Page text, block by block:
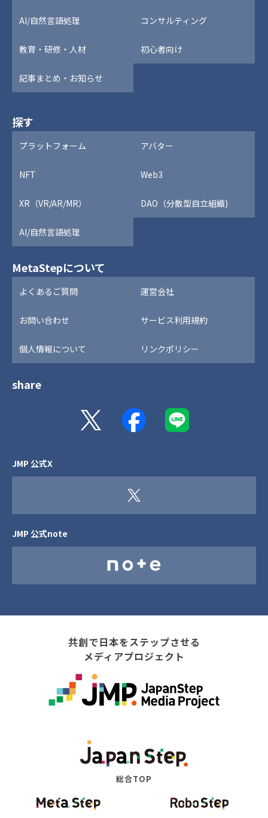
AI/自然言語処理 コンサルティング
教育・研修・人材 初心者向け
記事まとめ・お知らせ
探す
プラットフォーム アバター
NFT Web3
XR（VR/AR/MR） DAO（分散型自立組織)
AI/自然言語処理
MetaStepについて
よくあるご質問 運営会社
お問い合わせ サービス利用規約
個人情報について リンクポリシー
share
JMP 公式X
JMP 公式note
共創で日本をステップさせる
メディアプロジェクト
総合TOP